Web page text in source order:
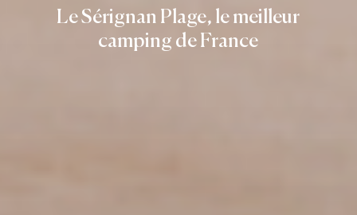
Le Sérignan Plage, le meilleur
camping de France